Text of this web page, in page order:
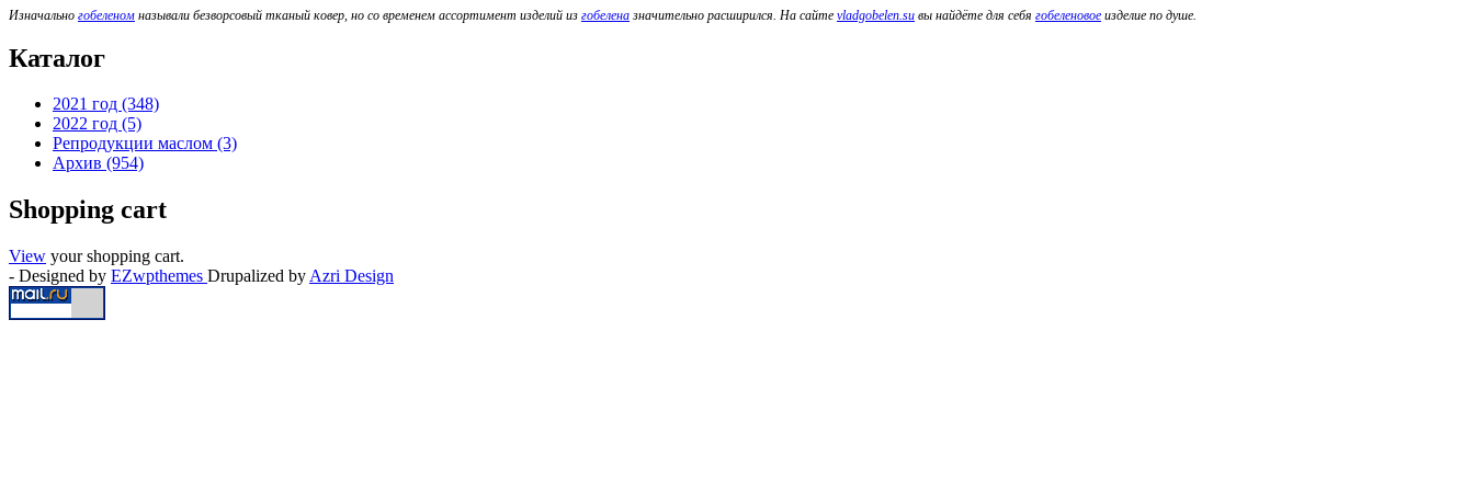
Изначально гобеленом называли безворсовый тканый ковер, но со временем ассортимент изделий из гобелена значительно расширился. На сайте vladgobelen.su вы найдёте для себя гобеленовое изделие по душе.
Каталог
2021 год (348)
2022 год (5)
Репродукции маслом (3)
Архив (954)
Shopping cart
View your shopping cart.
- Designed by EZwpthemes Drupalized by Azri Design